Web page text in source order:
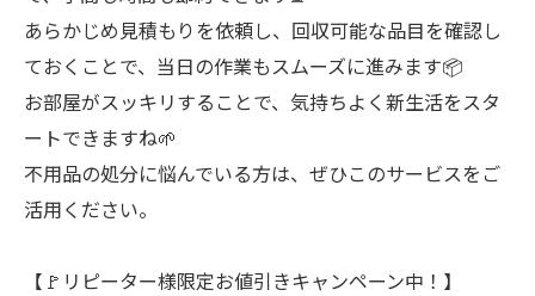
あらかじめ見積もりを依頼し、回収可能な品目を確認し
ておくことで、当日の作業もスムーズに進みます📦
お部屋がスッキリすることで、気持ちよく新生活をスタ
ートできますね🌱
不用品の処分に悩んでいる方は、ぜひこのサービスをご
活用ください。
【🚩リピーター様限定お値引きキャンペーン中！】